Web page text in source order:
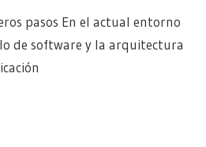
pasos En el actual entorno
de software y la arquitectura